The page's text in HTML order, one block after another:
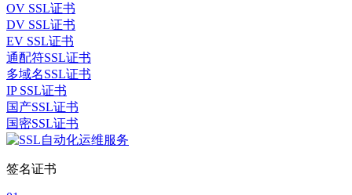
OV SSL证书
DV SSL证书
EV SSL证书
通配符SSL证书
多域名SSL证书
IP SSL证书
国产SSL证书
国密SSL证书
签名证书